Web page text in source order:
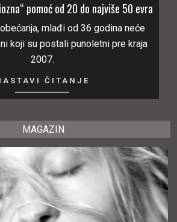
pomoć od 20 do najviše 50 evra
mlađi od 36 godina neće
koji su postali punoletni pre kraja
2007.
ČITANJE
MAGAZIN